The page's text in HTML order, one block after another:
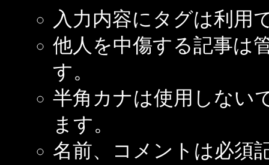
入力内容にタグは利用
他人を中傷する記事は
す。
半角カナは使用しない
ます。
名前、コメントは必須